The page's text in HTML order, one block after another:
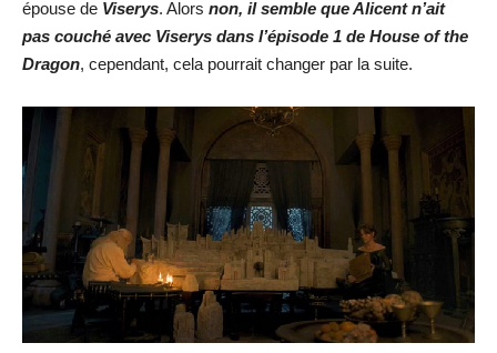
épouse de Viserys. Alors non, il semble que Alicent n’ait
pas couché avec Viserys dans l’épisode 1 de House of the
Dragon, cependant, cela pourrait changer par la suite.